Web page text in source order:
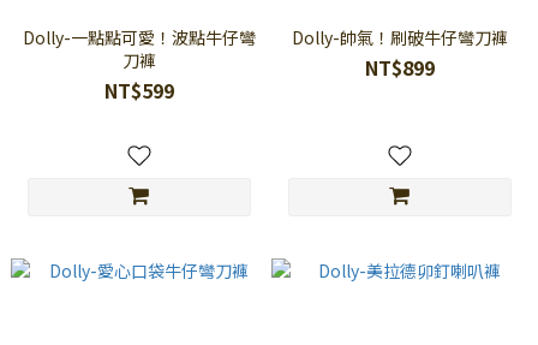
Dolly-一點點可愛！波點牛仔彎
刀褲
NT$599
Dolly-帥氣！刷破牛仔彎刀褲
NT$899